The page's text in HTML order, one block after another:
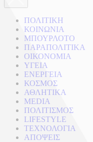
ΠΟΛΙΤΙΚΗ
ΚΟΙΝΩΝΙΑ
ΜΠΟΥΡΛΟΤΟ
ΠΑΡΑΠΟΛΙΤΙΚΑ
ΟΙΚΟΝΟΜΙΑ
ΥΓΕΙΑ
ΕΝΕΡΓΕΙΑ
ΚΟΣΜΟΣ
ΑΘΛΗΤΙΚΑ
MEDIA
ΠΟΛΙΤΙΣΜΟΣ
LIFESTYLE
ΤΕΧΝΟΛΟΓΙΑ
ΑΠΟΨΕΙΣ